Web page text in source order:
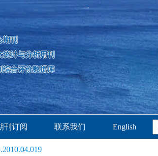
期刊
统计与分析用刊
综合评价数据库
刊订阅 联系我们 English